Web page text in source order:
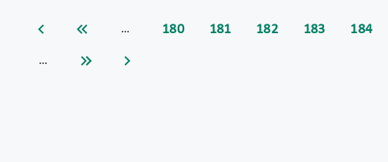
… 180 181 182 183 184
…